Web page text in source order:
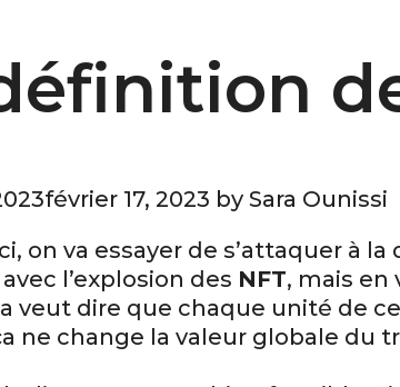
février 17, 2023 by Sara Ounissi
on va essayer de s’attaquer à
l’explosion des NFT, mais en
veut dire que chaque unité de
ne change la valeur globale du